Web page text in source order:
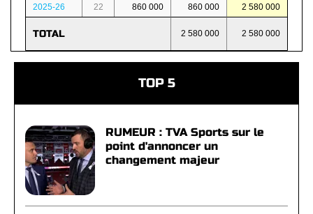
2025-26 22 860 000 860 000 2 580 000
TOTAL 2 580 000 2 580 000
TOP 5
RUMEUR : TVA Sports sur le
point d'annoncer un
changement majeur